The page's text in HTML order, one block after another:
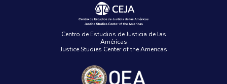
Centro de Estudios de Justicia de las
Américas
Justice Studies Center of the Americas